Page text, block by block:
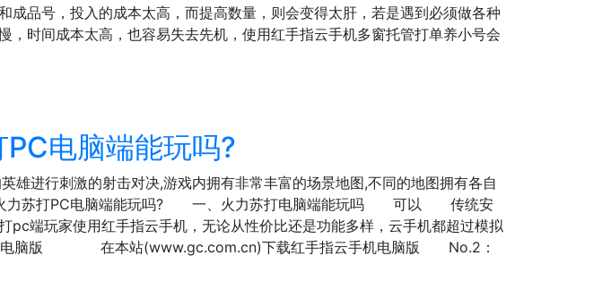
，投入的成本太高，而提高数量，则会变得太肝，若是遇到必须做各种
时间成本太高，也容易失去先机，使用红手指云手机多窗托管打单养小号会
电脑端能玩吗?
雄进行刺激的射击对决,游戏内拥有非常丰富的场景地图,不同的地图拥有各自
，火力苏打PC电脑端能玩吗? 一、火力苏打电脑端能玩吗 可以 传统安
端玩家使用红手指云手机，无论从性价比还是功能多样，云手机都超过模拟
电脑版 在本站(www.gc.com.cn)下载红手指云手机电脑版 No.2：